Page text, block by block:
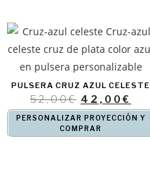
PULSERA CRUZ AZUL CELESTE
52,00€ 42,00€
PERSONALIZAR PROYECCIÓN Y
COMPRAR